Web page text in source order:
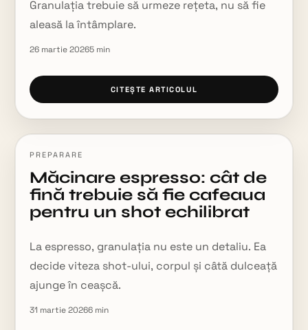
Granulația trebuie să urmeze rețeta, nu să fie
aleasă la întâmplare.
26 martie 20265 min
CITEȘTE ARTICOLUL
PREPARARE
Măcinare espresso: cât de
fină trebuie să fie cafeaua
pentru un shot echilibrat
La espresso, granulația nu este un detaliu. Ea
decide viteza shot-ului, corpul și câtă dulceață
ajunge în ceașcă.
31 martie 20266 min